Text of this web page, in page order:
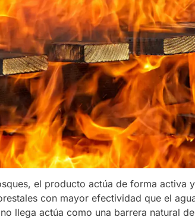
el producto actúa de forma activa
con mayor efectividad que el
llega actúa como una barrera natural